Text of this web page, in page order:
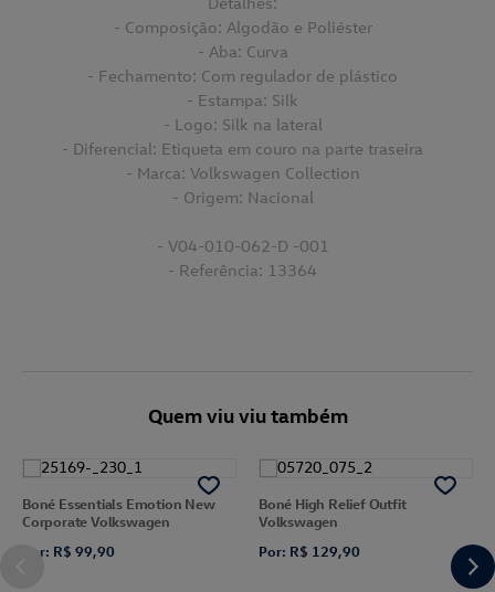
- Composição: Algodão e Poliéster
- Aba: Curva
- Fechamento: Com regulador de plástico
- Estampa: Silk
- Logo: Silk na lateral
- Diferencial: Etiqueta em couro na parte traseira
- Marca: Volkswagen Collection
- Origem: Nacional
- V04-010-062-D -001
- Referência: 13364
Quem viu viu também
Boné Essentials Emotion New
Corporate Volkswagen
Por: R$ 99,90
Boné High Relief Outfit
Volkswagen
Por: R$ 129,90